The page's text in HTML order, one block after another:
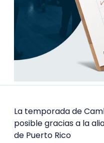
La temporada de
posible gracias a la
de Puerto Rico